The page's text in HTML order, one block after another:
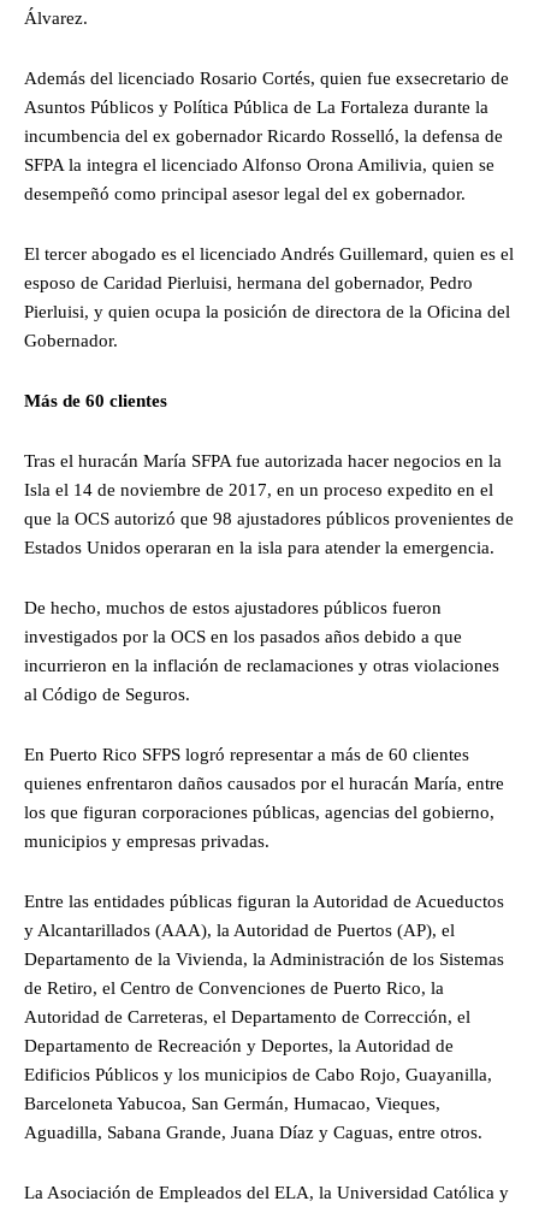
Álvarez.
Además del licenciado Rosario Cortés, quien fue exsecretario de
Asuntos Públicos y Política Pública de La Fortaleza durante la
incumbencia del ex gobernador Ricardo Rosselló, la defensa de
SFPA la integra el licenciado Alfonso Orona Amilivia, quien se
desempeñó como principal asesor legal del ex gobernador.
El tercer abogado es el licenciado Andrés Guillemard, quien es el
esposo de Caridad Pierluisi, hermana del gobernador, Pedro
Pierluisi, y quien ocupa la posición de directora de la Oficina del
Gobernador.
Más de 60 clientes
Tras el huracán María SFPA fue autorizada hacer negocios en la
Isla el 14 de noviembre de 2017, en un proceso expedito en el
que la OCS autorizó que 98 ajustadores públicos provenientes de
Estados Unidos operaran en la isla para atender la emergencia.
De hecho, muchos de estos ajustadores públicos fueron
investigados por la OCS en los pasados años debido a que
incurrieron en la inflación de reclamaciones y otras violaciones
al Código de Seguros.
En Puerto Rico SFPS logró representar a más de 60 clientes
quienes enfrentaron daños causados por el huracán María, entre
los que figuran corporaciones públicas, agencias del gobierno,
municipios y empresas privadas.
Entre las entidades públicas figuran la Autoridad de Acueductos
y Alcantarillados (AAA), la Autoridad de Puertos (AP), el
Departamento de la Vivienda, la Administración de los Sistemas
de Retiro, el Centro de Convenciones de Puerto Rico, la
Autoridad de Carreteras, el Departamento de Corrección, el
Departamento de Recreación y Deportes, la Autoridad de
Edificios Públicos y los municipios de Cabo Rojo, Guayanilla,
Barceloneta Yabucoa, San Germán, Humacao, Vieques,
Aguadilla, Sabana Grande, Juana Díaz y Caguas, entre otros.
La Asociación de Empleados del ELA, la Universidad Católica y